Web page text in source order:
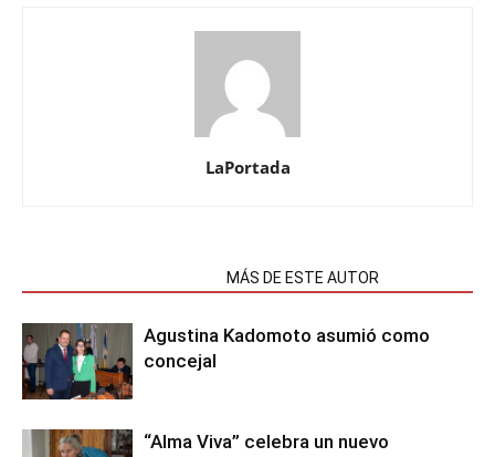
LaPortada
MÁS DE ESTE AUTOR
Agustina Kadomoto asumió como
concejal
“Alma Viva” celebra un nuevo